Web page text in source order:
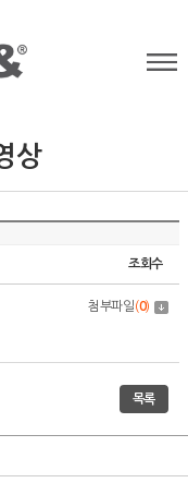
상
조회수
첨부파일(0)
목록